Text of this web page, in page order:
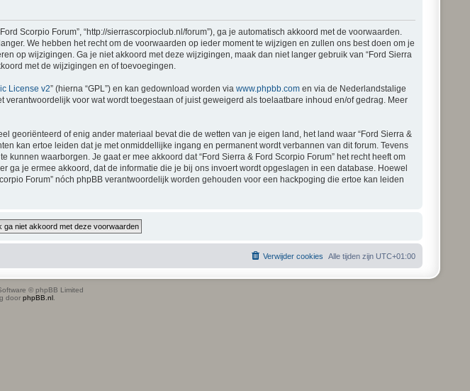
Scorpio Forum”, “http://sierrascorpioclub.nl/forum”), ga je automatisch akkoord met de voorwaarden.
We hebben het recht om de voorwaarden op ieder moment te wijzigen en zullen ons best doen om je
op wijzigingen. Ga je niet akkoord met deze wijzigingen, maak dan niet langer gebruik van “Ford Sierra
met de wijzigingen en of toevoegingen.
License v2” (hierna “GPL”) en kan gedownload worden viawww.phpbb.com en via de Nederlandstalige
voor wat wordt toegestaan of juist geweigerd als toelaatbare inhoud en/of gedrag. Meer
georiënteerd of enig ander materiaal bevat die de wetten van je eigen land, het land waar “Ford Sierra &
kan ertoe leiden dat je met onmiddellijke ingang en permanent wordt verbannen van dit forum. Tevens
waarborgen. Je gaat er mee akkoord dat “Ford Sierra & Ford Scorpio Forum” het recht heeft om
je ermee akkoord, dat de informatie die je bij ons invoert wordt opgeslagen in een database. Hoewel
Forum” nóch phpBB verantwoordelijk worden gehouden voor een hackpoging die ertoe kan leiden
Alle tijden zijn UTC+01:00
Verwijder cookies
© phpBB Limited
door phpBB.nl